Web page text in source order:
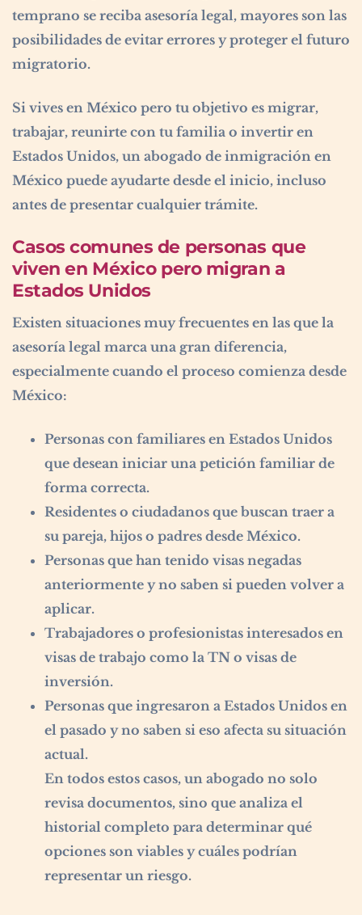
temprano se reciba asesoría legal, mayores son las
posibilidades de evitar errores y proteger el futuro
migratorio.
Si vives en México pero tu objetivo es migrar,
trabajar, reunirte con tu familia o invertir en
Estados Unidos, un abogado de inmigración en
México puede ayudarte desde el inicio, incluso
antes de presentar cualquier trámite.
Casos comunes de personas que
viven en México pero migran a
Estados Unidos
Existen situaciones muy frecuentes en las que la
asesoría legal marca una gran diferencia,
especialmente cuando el proceso comienza desde
México:
Personas con familiares en Estados Unidos
que desean iniciar una petición familiar de
forma correcta.
Residentes o ciudadanos que buscan traer a
su pareja, hijos o padres desde México.
Personas que han tenido visas negadas
anteriormente y no saben si pueden volver a
aplicar.
Trabajadores o profesionistas interesados en
visas de trabajo como la TN o visas de
inversión.
Personas que ingresaron a Estados Unidos en
el pasado y no saben si eso afecta su situación
actual.
En todos estos casos, un abogado no solo
revisa documentos, sino que analiza el
historial completo para determinar qué
opciones son viables y cuáles podrían
representar un riesgo.